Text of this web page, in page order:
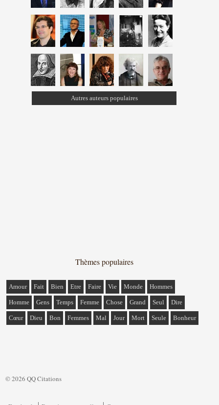
Autres auteurs populaires
Thèmes populaires
Amour Fait Bien Etre Faire Vie Monde Hommes
Homme Gens Temps Femme Chose Grand Seul Dire
Cœur Dieu Bon Femmes Mal Jour Mort Seule Bonheur
© 2026 QQ Citations